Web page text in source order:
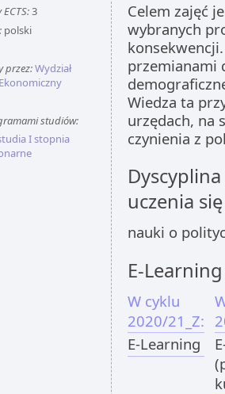
3
polski
przez:Wydział
studiów:
I stopnia
Celem zajęć
wybranych
przemianami
Wiedza ta
urzędach, na
czynienia z
uczenia się
nauki o
E-Learning
W cyklu
2020/21_Z:
E-Learning